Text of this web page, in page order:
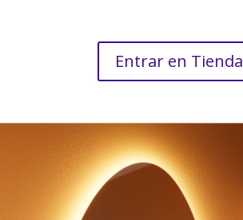
Entrar en Tienda